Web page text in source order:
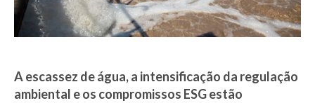
A escassez de água, a intensificação da regulação
ambiental e os compromissos ESG estão